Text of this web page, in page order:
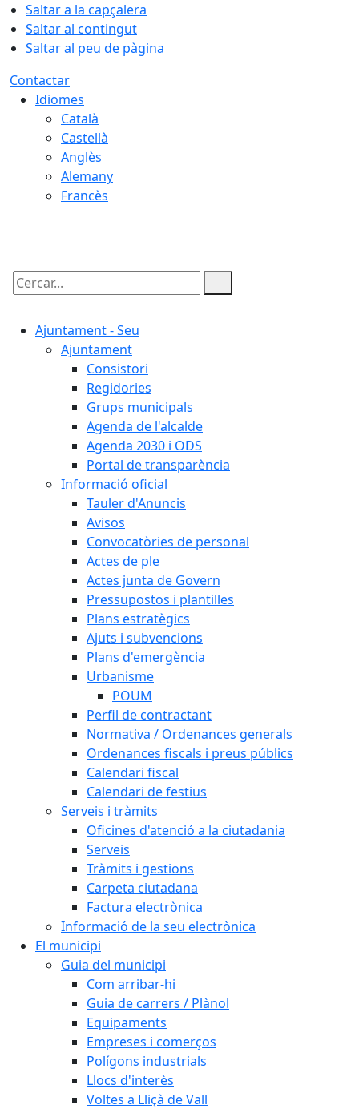
Saltar a la capçalera
Saltar al contingut
Saltar al peu de pàgina
Contactar
Idiomes
Català
Castellà
Anglès
Alemany
Francès
Cercar:
Ajuntament - Seu
Ajuntament
Consistori
Regidories
Grups municipals
Agenda de l'alcalde
Agenda 2030 i ODS
Portal de transparència
Informació oficial
Tauler d'Anuncis
Avisos
Convocatòries de personal
Actes de ple
Actes junta de Govern
Pressupostos i plantilles
Plans estratègics
Ajuts i subvencions
Plans d'emergència
Urbanisme
POUM
Perfil de contractant
Normativa / Ordenances generals
Ordenances fiscals i preus públics
Calendari fiscal
Calendari de festius
Serveis i tràmits
Oficines d'atenció a la ciutadania
Serveis
Tràmits i gestions
Carpeta ciutadana
Factura electrònica
Informació de la seu electrònica
El municipi
Guia del municipi
Com arribar-hi
Guia de carrers / Plànol
Equipaments
Empreses i comerços
Polígons industrials
Llocs d'interès
Voltes a Lliçà de Vall